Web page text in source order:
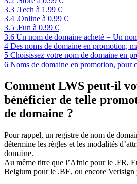
3.3 .Tech à 1.99 €
3.4 .Online à 0.99 €
3.5 .Fun à 0.99 €
3.6 Un nom de domaine acheté = Un
4 Des noms de domaine en promotion,
5 Choisissez votre nom de domaine en
6 Noms de domaine en promotion, pour
Comment LWS peut-il
bénéficier de telle
de domaine ?
Pour rappel, un registre de nom de
détermine les règles et les modalités
domaine.
Au même titre que l’Afnic pour le .FR,
Belgium pour le .BE, ou encore Verisign